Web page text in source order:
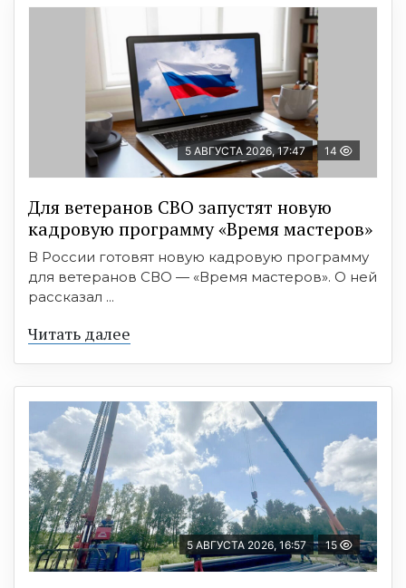
5 АВГУСТА 2026, 17:47 14
Для ветеранов СВО запустят новую
кадровую программу «Время мастеров»
В России готовят новую кадровую программу
для ветеранов СВО — «Время мастеров». О ней
рассказал ...
Читать далее
5 АВГУСТА 2026, 16:57 15